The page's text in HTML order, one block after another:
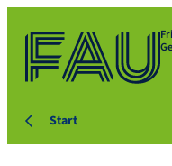
Start